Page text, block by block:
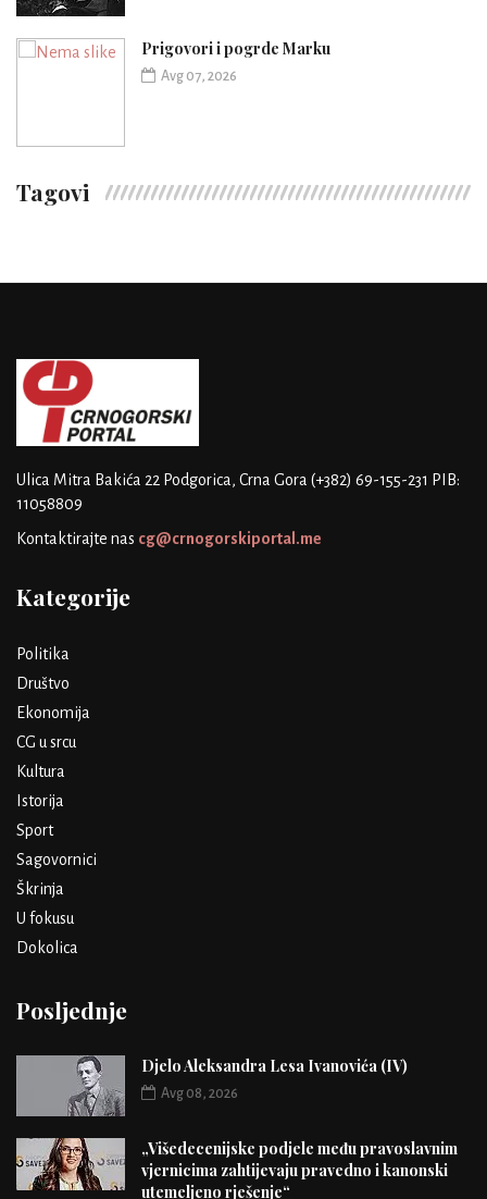
Prigovori i pogrde Marku
Avg 07, 2026
Tagovi
Ulica Mitra Bakića 22 Podgorica, Crna Gora (+382) 69-155-231 PIB:
11058809
Kontaktirajte nas cg@crnogorskiportal.me
Kategorije
Politika
Društvo
Ekonomija
CG u srcu
Kultura
Istorija
Sport
Sagovornici
Škrinja
U fokusu
Dokolica
Posljednje
Djelo Aleksandra Lesa Ivanovića (IV)
Avg 08, 2026
„Višedecenijske podjele među pravoslavnim
vjernicima zahtijevaju pravedno i kanonski
utemeljeno rješenje“